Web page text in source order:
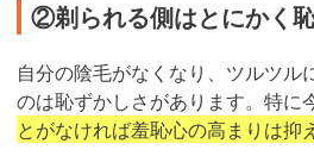
②剃られる側はとにかく
自分の陰毛がなくなり、ツルツル
のは恥ずかしさがあります。特に
とがなければ羞恥心の高まりは抑